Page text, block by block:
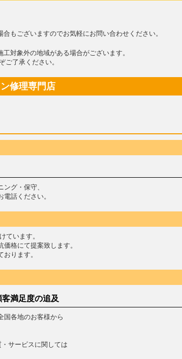
もございますのでお気軽にお問い合わせください。
対象外の地域がある場合がございます。
ご了承ください。
修理専門店
グ・保守、
話ください。
ています。
格にて提案致します。
ります。
満足度の追及
各地のお客様から
サービスに関しては